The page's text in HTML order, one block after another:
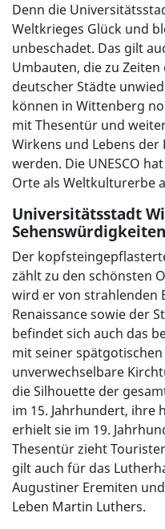
Denn die
Weltkrieges Glück und
unbeschadet. Das gilt
Umbauten, die zu
deutscher Städte
können in Wittenberg
mit Thesentür und
Wirkens und Lebens
werden. Die UNESCO
Orte als Weltkulturerbe
Universitätsstadt
Sehenswürdigkeiten
Der
zählt zu den schönsten
wird er von strahlenden
Renaissance sowie der
befindet sich auch das
mit seiner spätgotischen
unverwechselbare
die Silhouette der
im 15. Jahrhundert, ihre
erhielt sie im 19.
Thesentür zieht
gilt auch für das
Augustiner Eremiten
Leben Martin Luthers.